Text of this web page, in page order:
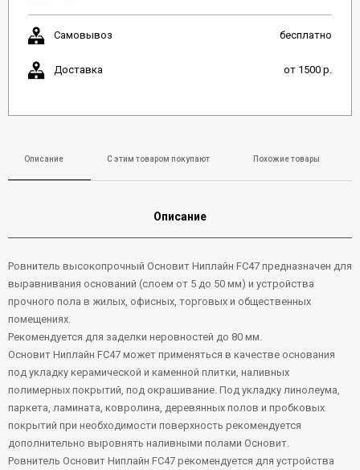
Самовывоз бесплатно
Доставка от 1500 р.
Описание С этим товаром покупают Похожие товары
Описание
Ровнитель высокопрочный Основит Ниплайн FC47 предназначен для
выравнивания оснований (слоем от 5 до 50 мм) и устройства
прочного пола в жилых, офисных, торговых и общественных
помещениях.
Рекомендуется для заделки неровностей до 80 мм.
Основит Ниплайн FC47 может применяться в качестве основания
под укладку керамической и каменной плитки, наливных
полимерных покрытий, под окрашивание. Под укладку линолеума,
паркета, ламината, ковролина, деревянных полов и пробковых
покрытий при необходимости поверхность рекомендуется
дополнительно выровнять наливными полами Основит.
Ровнитель Основит Ниплайн FC47 рекомендуется для устройства